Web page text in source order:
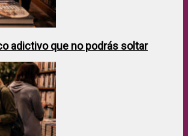
adictivo que no podrás soltar